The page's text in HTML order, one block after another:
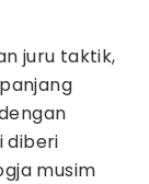
juru taktik,
diberi
musim